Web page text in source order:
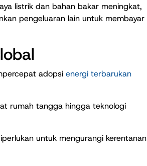
listrik dan bahan bakar meningkat,
pengeluaran lain untuk membayar
adopsi energi terbarukan
rumah tangga hingga teknologi
untuk mengurangi kerentanan